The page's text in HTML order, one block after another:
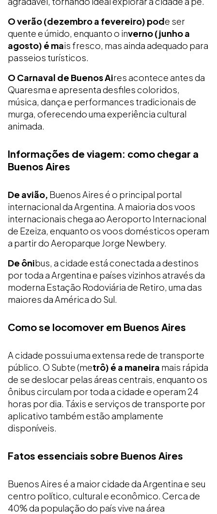
O verão (dezembro a fevereiro) pode ser
quente e úmido, enquanto o inverno (junho a
agosto) é mais fresco, mas ainda adequado para
passeios turísticos.
O Carnaval de Buenos Aires acontece antes da
Quaresma e apresenta desfiles coloridos,
música, dança e performances tradicionais de
murga, oferecendo uma experiência cultural
animada.
Informações de viagem: como chegar a
Buenos Aires
De avião, Buenos Aires é o principal portal
internacional da Argentina. A maioria dos voos
internacionais chega ao Aeroporto Internacional
de Ezeiza, enquanto os voos domésticos operam
a partir do Aeroparque Jorge Newbery.
De ônibus, a cidade está conectada a destinos
por toda a Argentina e países vizinhos através da
moderna Estação Rodoviária de Retiro, uma das
maiores da América do Sul.
Como se locomover em Buenos Aires
A cidade possui uma extensa rede de transporte
público. O Subte (metrô) é a maneira mais rápida
de se deslocar pelas áreas centrais, enquanto os
ônibus circulam por toda a cidade e operam 24
horas por dia. Táxis e serviços de transporte por
aplicativo também estão amplamente
disponíveis.
Fatos essenciais sobre Buenos Aires
Buenos Aires é a maior cidade da Argentina e seu
centro político, cultural e econômico. Cerca de
40% da população do país vive na área